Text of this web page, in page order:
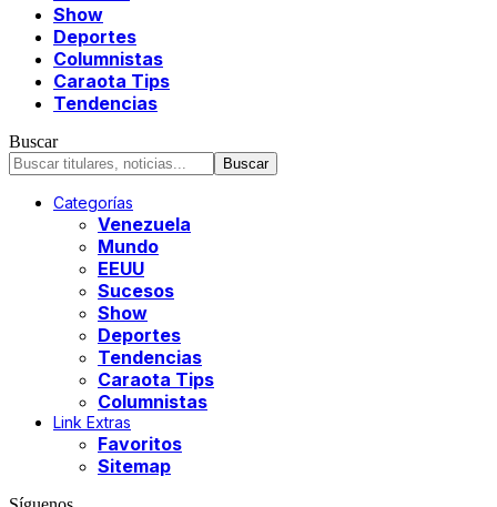
Show
Deportes
Columnistas
Caraota Tips
Tendencias
Buscar
Categorías
Venezuela
Mundo
EEUU
Sucesos
Show
Deportes
Tendencias
Caraota Tips
Columnistas
Link Extras
Favoritos
Sitemap